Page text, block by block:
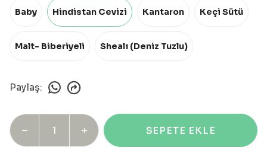
Baby Hindistan Cevizi Kantaron Keçi Sütü
Malt- Biberiyeli Shealı (Deniz Tuzlu)
Paylaş:
SEPETE EKLE